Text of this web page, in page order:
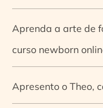
Aprenda a arte de
curso newborn
Apresento o Theo,